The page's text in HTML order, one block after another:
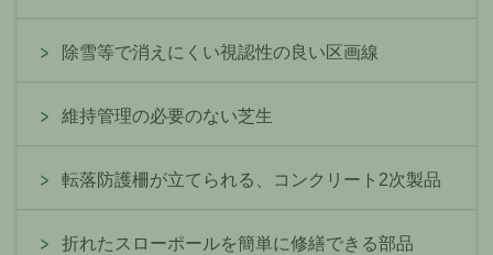
除雪等で消えにくい視認性の良い区画線
維持管理の必要のない芝生
転落防護柵が立てられる、コンクリート2次製品
折れたスローポールを簡単に修繕できる部品